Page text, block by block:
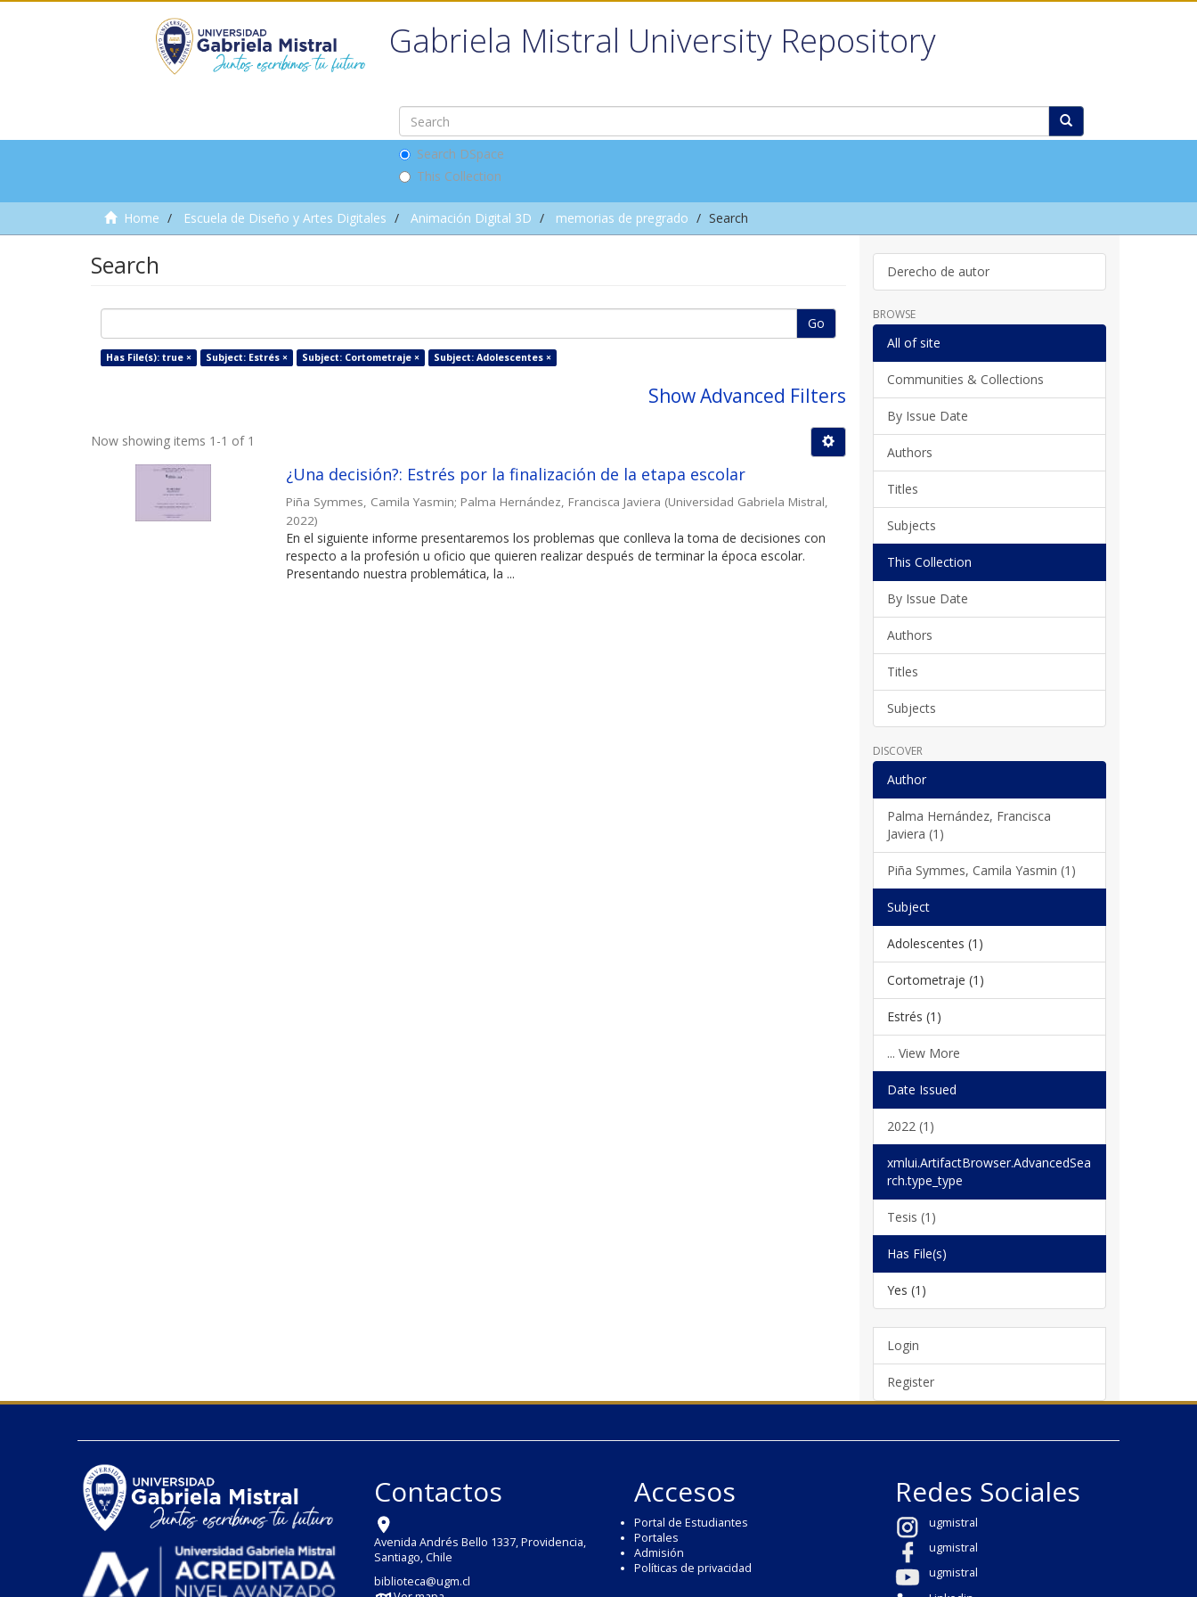
Gabriela Mistral University Repository
Search DSpace
This Collection
Home Escuela de Diseño y Artes Digitales Animación Digital 3D memorias de pregrado Search
Search
Go
Has File(s): true × Subject: Estrés × Subject: Cortometraje × Subject: Adolescentes ×
Show Advanced Filters
Now showing items 1-1 of 1
¿Una decisión?: Estrés por la finalización de la etapa escolar
Piña Symmes, Camila Yasmin; Palma Hernández, Francisca Javiera (Universidad Gabriela Mistral
2022)
En el siguiente informe presentaremos los problemas que conlleva la toma de decisiones con
respecto a la profesión u oficio que quieren realizar después de terminar la época escolar.
Presentando nuestra problemática, la ...
Derecho de autor
BROWSE
All of site
Communities & Collections
By Issue Date
Authors
Titles
Subjects
This Collection
By Issue Date
Authors
Titles
Subjects
DISCOVER
Author
Palma Hernández, Francisca
Javiera (1)
Piña Symmes, Camila Yasmin (1)
Subject
Adolescentes (1)
Cortometraje (1)
Estrés (1)
... View More
Date Issued
2022 (1)
xmlui.ArtifactBrowser.AdvancedSea
rch.type_type
Tesis (1)
Has File(s)
Yes (1)
Login
Register
Contactos
Avenida Andrés Bello 1337, Providencia,
Santiago, Chile
biblioteca@ugm.cl
Accesos
Portal de Estudiantes
Portales
Admisión
Políticas de privacidad
Redes Sociales
ugmistral
ugmistral
ugmistral